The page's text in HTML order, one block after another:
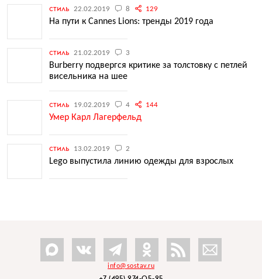
стиль 22.02.2019 8 129
На пути к Cannes Lions: тренды 2019 года
стиль 21.02.2019 3
Burberry подвергся критике за толстовку с петлей
висельника на шее
стиль 19.02.2019 4 144
Умер Карл Лагерфельд
стиль 13.02.2019 2
Lego выпустила линию одежды для взрослых
info@sostav.ru